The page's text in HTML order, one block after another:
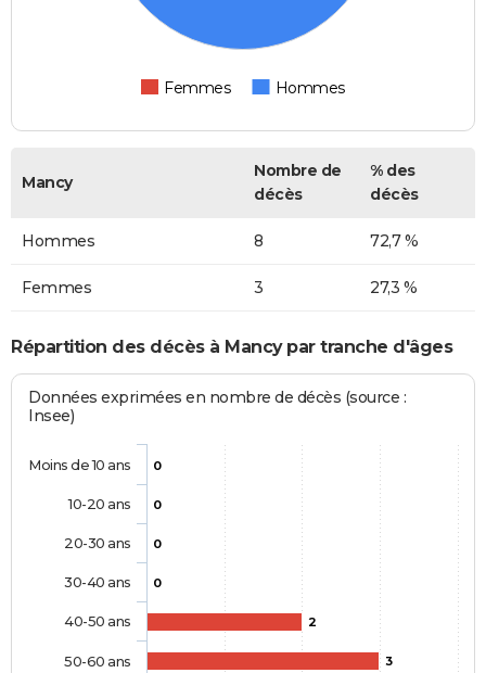
Femmes Hommes
Mancy
Nombre de
décès
% des
décès
Hommes 8 72,7 %
Femmes 3 27,3 %
Répartition des décès à Mancy par tranche d'âges
Données exprimées en nombre de décès (source :
Insee)
0
0
0
0
2
3
Moins de 10 ans
10-20 ans
20-30 ans
30-40 ans
40-50 ans
50-60 ans